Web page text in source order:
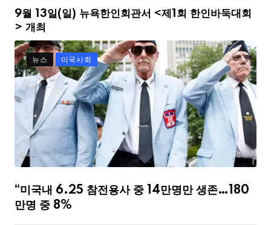
9월 13일(일) 뉴욕한인회관서 <제1회 한인바둑대회
> 개최
뉴스 미국사회
“미국내 6.25 참전용사 중 14만명만 생존…180
만명 중 8%